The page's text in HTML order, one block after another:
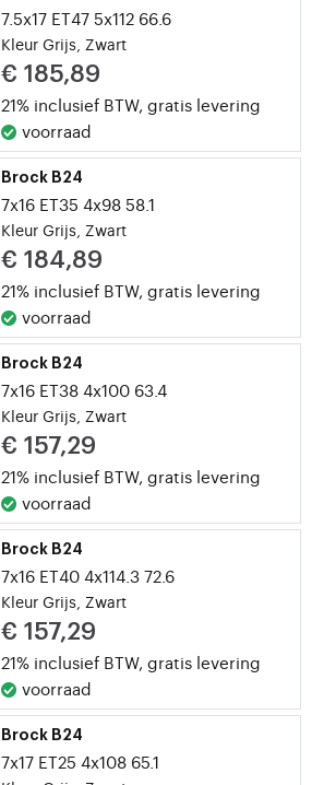
7.5x17 ET47 5x112 66.6
Kleur Grijs, Zwart
€ 185,89
21% inclusief BTW, gratis levering
voorraad
Brock B24
7x16 ET35 4x98 58.1
Kleur Grijs, Zwart
€ 184,89
21% inclusief BTW, gratis levering
voorraad
Brock B24
7x16 ET38 4x100 63.4
Kleur Grijs, Zwart
€ 157,29
21% inclusief BTW, gratis levering
voorraad
Brock B24
7x16 ET40 4x114.3 72.6
Kleur Grijs, Zwart
€ 157,29
21% inclusief BTW, gratis levering
voorraad
Brock B24
7x17 ET25 4x108 65.1